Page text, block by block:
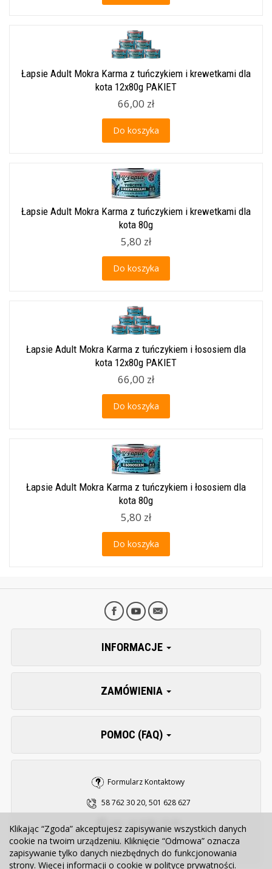
Łapsie Adult Mokra Karma z tuńczykiem i krewetkami dla
kota 12x80g PAKIET
66,00 zł
Do koszyka
Łapsie Adult Mokra Karma z tuńczykiem i krewetkami dla
kota 80g
5,80 zł
Do koszyka
Łapsie Adult Mokra Karma z tuńczykiem i łososiem dla
kota 12x80g PAKIET
66,00 zł
Do koszyka
Łapsie Adult Mokra Karma z tuńczykiem i łososiem dla
kota 80g
5,80 zł
Do koszyka
INFORMACJE
ZAMÓWIENIA
POMOC (FAQ)
Formularz Kontaktowy
58 762 30 20, 501 628 627
sklep@zooserwis.pl
Klikając “Zgoda” akceptujesz zapisywanie wszystkich danych
cookie na twoim urządzeniu. Kliknięcie “Odmowa” oznacza
zapisywanie tylko danych niezbędnych do funkcjonowania
strony. Więcej informacji o cookie w polityce prywatności.